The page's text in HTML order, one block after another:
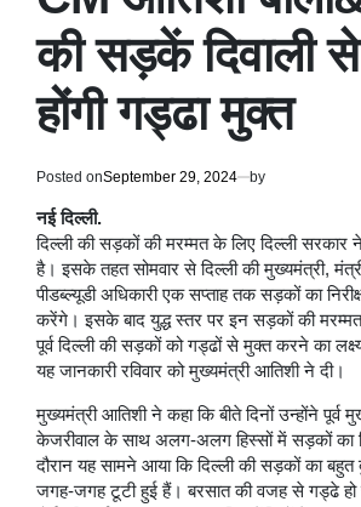
की सड़कें दिवाली
होंगी गड्ढा मुक्त
Posted onSeptember 29, 2024 by
नई दिल्ली.
दिल्ली की सड़कों की मरम्मत के लिए दिल्ली सरकार
है। इसके तहत सोमवार से दिल्ली की मुख्यमंत्री,
पीडब्ल्यूडी अधिकारी एक सप्ताह तक सड़कों का
करेंगे। इसके बाद युद्ध स्तर पर इन सड़कों की मरम्मत
पूर्व दिल्ली की सड़कों को गड्ढों से मुक्त करने का
यह जानकारी रविवार को मुख्यमंत्री आतिशी ने दी।
मुख्यमंत्री आतिशी ने कहा कि बीते दिनों उन्होंने पूर्व
केजरीवाल के साथ अलग-अलग हिस्सों में सड़कों का
दौरान यह सामने आया कि दिल्ली की सड़कों का
जगह-जगह टूटी हुई हैं। बरसात की वजह से गड्ढे